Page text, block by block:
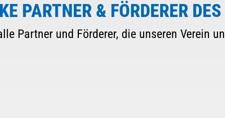
PARTNER & FÖRDERER
Partner und Förderer, die unseren Verein
Termine
Fragen & Antworten